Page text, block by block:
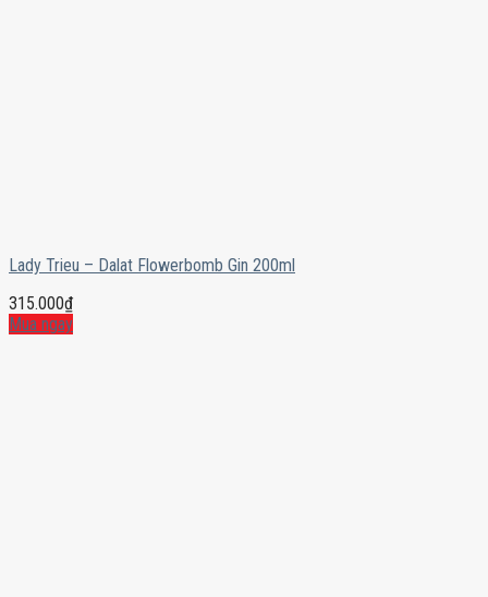
Lady Trieu – Dalat Flowerbomb Gin 200ml
315.000₫
Mua ngay